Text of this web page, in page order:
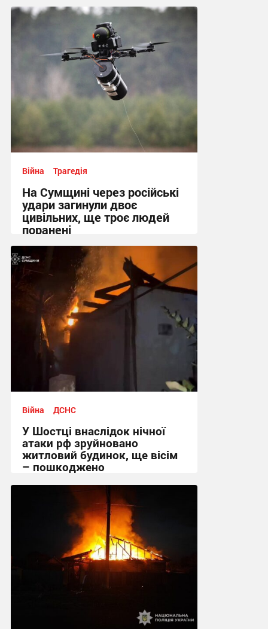
Війна Трагедія
На Сумщині через російські
удари загинули двоє
цивільних, ще троє людей
поранені
14:12 вчора
Війна ДСНС
У Шостці внаслідок нічної
атаки рф зруйновано
житловий будинок, ще вісім
– пошкоджено